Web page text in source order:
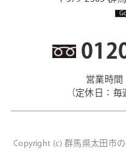
営業時間
（定休日：毎
Copyright (c) 群馬県太田市